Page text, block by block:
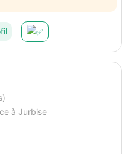
à Jurbise